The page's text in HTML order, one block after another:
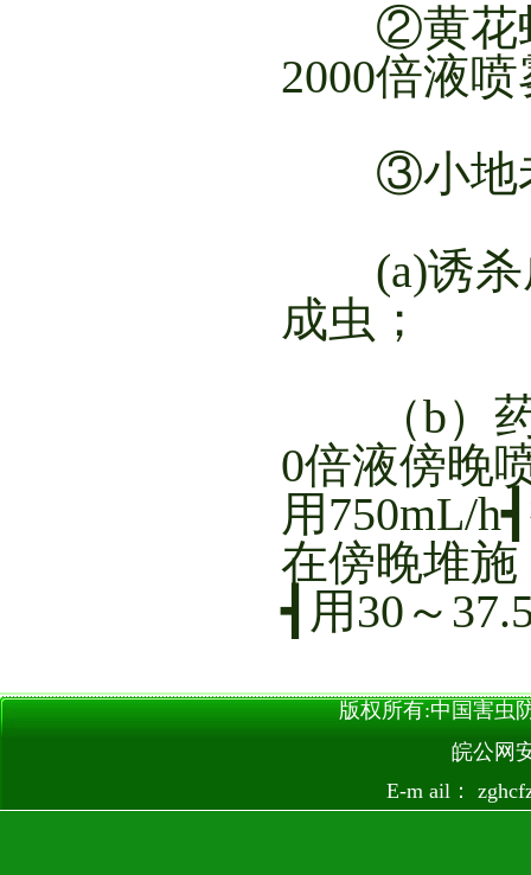
②黄花蚜
2000倍液
③小地
(a)诱杀
成虫；
（b）药
0倍液傍晚
用750mL/
在傍晚堆施
┫用30～
版权所有:中国害虫
皖公网
E-m ail：